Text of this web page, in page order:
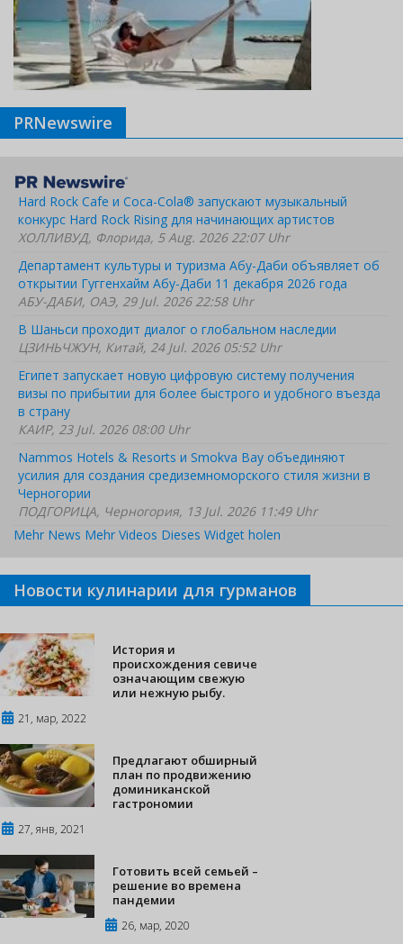
PRNewswire
Hard Rock Cafe и Coca-Cola® запускают музыкальный
конкурс Hard Rock Rising для начинающих артистов
ХОЛЛИВУД, Флорида, 5 Aug. 2026 22:07 Uhr
Департамент культуры и туризма Абу-Даби объявляет об
открытии Гуггенхайм Абу-Даби 11 декабря 2026 года
АБУ-ДАБИ, ОАЭ, 29 Jul. 2026 22:58 Uhr
В Шаньси проходит диалог о глобальном наследии
ЦЗИНЬЧЖУН, Китай, 24 Jul. 2026 05:52 Uhr
Египет запускает новую цифровую систему получения
визы по прибытии для более быстрого и удобного въезда
в страну
КАИР, 23 Jul. 2026 08:00 Uhr
Nammos Hotels & Resorts и Smokva Bay объединяют
усилия для создания средиземноморского стиля жизни в
Черногории
ПОДГОРИЦА, Черногория, 13 Jul. 2026 11:49 Uhr
Mehr News Mehr Videos Dieses Widget holen
Новости кулинарии для гурманов
История и
происхождения севиче
означающим свежую
или нежную рыбу.
21, мар, 2022
Предлагают обширный
план по продвижению
доминиканской
гастрономии
27, янв, 2021
Готовить всей семьей –
решение во времена
пандемии
26, мар, 2020